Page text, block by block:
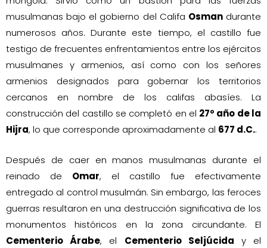
musulmanas bajo el gobierno del Califa Osmandurante
numerosos años. Durante este tiempo, el castillo fue
testigo de frecuentes enfrentamientos entre los ejércitos
musulmanes y armenios, así como con los señores
armenios designados para gobernar los territorios
cercanos en nombre de los califas abasíes. La
construcción del castillo se completó en el 27º año de la
Hijra, lo que corresponde aproximadamente al 677 d.C..
Después de caer en manos musulmanas durante el
reinado de Omar, el castillo fue efectivamente
entregado al control musulmán. Sin embargo, las feroces
guerras resultaron en una destrucción significativa de los
monumentos históricos en la zona circundante. El
Cementerio Árabe, el Cementerio Seljúcida y el